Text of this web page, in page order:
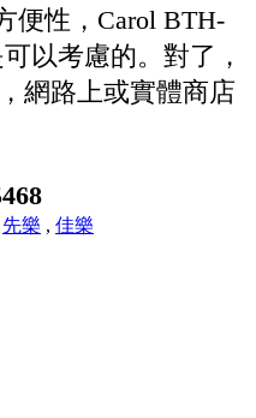
便性，Carol BTH-
以考慮的。對了，
網路上或實體商店
先樂 , 佳樂